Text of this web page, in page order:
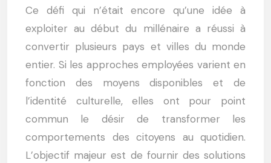
Ce défi qui n’était encore qu’une idée à
exploiter au début du millénaire a réussi à
convertir plusieurs pays et villes du monde
entier. Si les approches employées varient en
fonction des moyens disponibles et de
l’identité culturelle, elles ont pour point
commun le désir de transformer les
comportements des citoyens au quotidien.
L’objectif majeur est de fournir des solutions